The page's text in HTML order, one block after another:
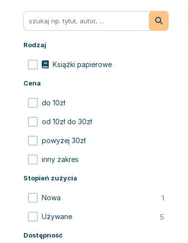
Rodzaj
Książki papierowe
Cena
do 10zł
od 10zł do 30zł
powyżej 30zł
inny zakres
Stopień zużycia
Nowa 1
Używane 5
Dostępność